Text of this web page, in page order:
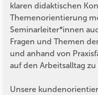
klaren didaktischen
Themenorientierung
Seminarleiter*innen
Fragen und Themen
und anhand von
auf den Arbeitsalltag
Unsere